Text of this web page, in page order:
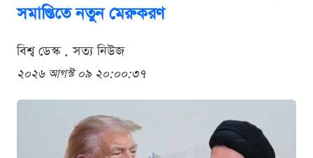
সমাপ্তিতে নতুন মেরুকরণ
বিশ্ব ডেস্ক . সত্য নিউজ
২০২৬ আগস্ট ০৯ ২০:০০:৩৭